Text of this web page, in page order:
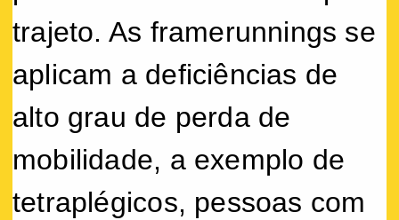
trajeto. As framerunnings se
aplicam a deficiências de
alto grau de perda de
mobilidade, a exemplo de
tetraplégicos, pessoas com